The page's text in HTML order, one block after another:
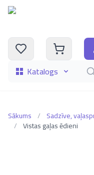
Katalogs
Sākums / Sadzīve,
/ Vistas gaļas ēdieni